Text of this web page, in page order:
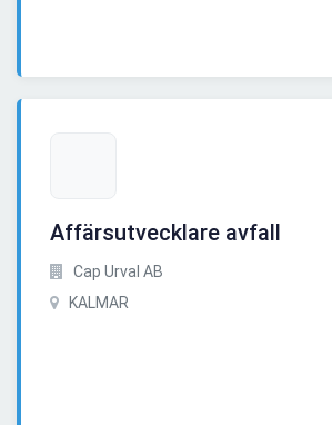
Affärsutvecklare avfall
Cap Urval AB
KALMAR